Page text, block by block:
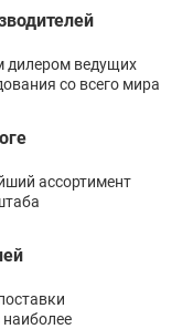
дилером ведущих
со всего мира
ассортимент
наиболее